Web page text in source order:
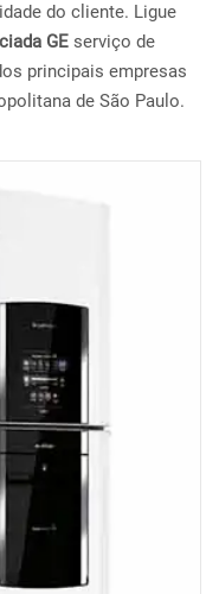
do cliente. Ligue
GE serviço de
principais empresas
de São Paulo.